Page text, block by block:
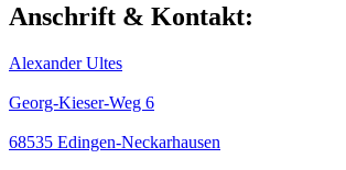
Anschrift & Kontakt:
Alexander Ultes
Georg-Kieser-Weg 6
68535 Edingen-Neckarhausen